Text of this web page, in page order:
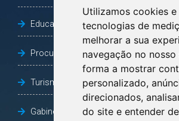
Utilizamos cookies
tecnologias de
melhorar a sua
navegação no nosso
forma a mostrar
personalizado,
direcionados,
do site e entender
Educação
Procuradoria Geral do Município
Turismo, Desporto e Cultura
Gabinete Vice-Prefeito